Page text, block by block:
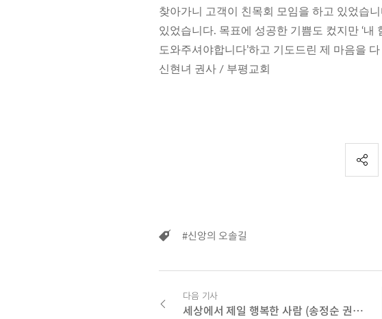
찾아가니 고객이 친목회 모임을 하고 있었습
있었습니다. 목표에 성공한 기쁨도 컸지만 ‘내
도와주셔야합니다’하고 기도드린 제 마음을
신현녀 권사 / 부평교회
#신앙의 오솔길
다음 기사
세상에서 제일 행복한 사람 (송정순 권사/성남교회)